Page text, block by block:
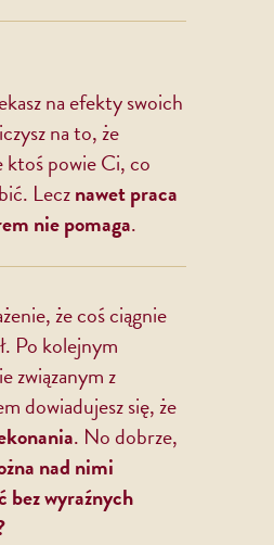
na efekty swoich
na to, że
ktoś powie Ci, co
Lecznawet praca
nie pomaga.
że coś ciągnie
Po kolejnym
związanym z
dowiadujesz się, że
. No dobrze,
nad nimi
bez wyraźnych